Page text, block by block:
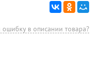
в описании товара?